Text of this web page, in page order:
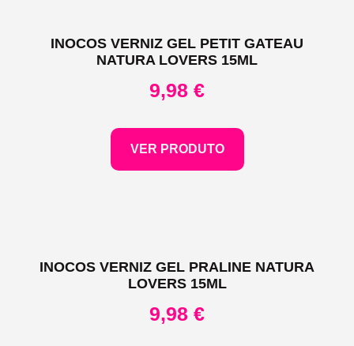
INOCOS VERNIZ GEL PETIT GATEAU
NATURA LOVERS 15ML
9,98 €
VER PRODUTO
INOCOS VERNIZ GEL PRALINE NATURA
LOVERS 15ML
9,98 €